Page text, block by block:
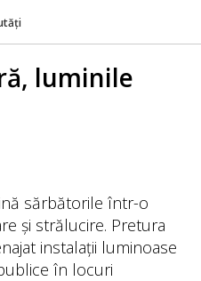
luminile
sărbătorile într-o
și strălucire. Pretura
instalații luminoase
în locuri